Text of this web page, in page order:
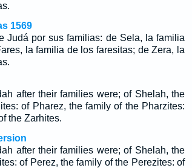
1569
Judá por sus familias: de Sela, la familia
la familia de los faresitas; de Zera, la
after their families were; of Shelah, the
of Pharez, the family of the Pharzites:
the Zarhites.
after their families were; of Shelah, the
of Perez, the family of the Perezites: of